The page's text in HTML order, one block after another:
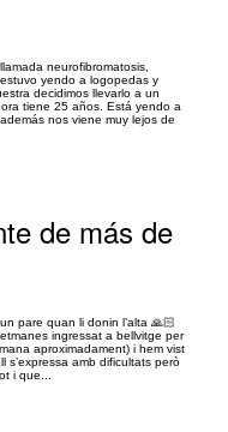
neurofibromatosis,
yendo a logopedas y
decidimos llevarlo a un
tiene 25 años. Está yendo a
nos viene muy lejos de
de más de
pare quan li donin l’alta 🙏🏻
ingressat a bellvitge per
aproximadament) i hem vist
amb dificultats però
i que...